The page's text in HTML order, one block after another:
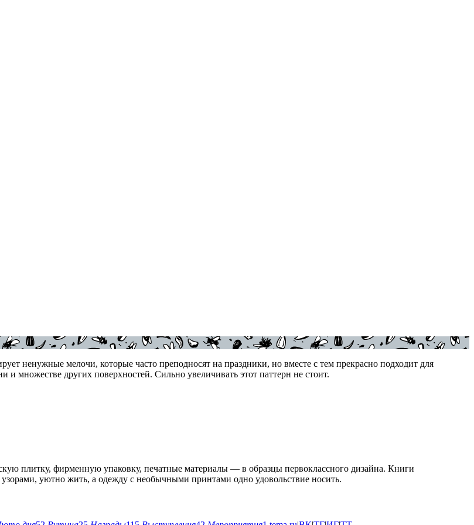
ненужные мелочи, которые часто преподносят на праздники, но вместе с тем прекрасно подходит для
и множестве других поверхностей. Сильно увеличивать этот паттерн не стоит.
плитку, фирменную упаковку, печатные материалы — в образцы первоклассного дизайна. Книги
уютно жить, а одежду с необычными принтами одно удовольствие носить.